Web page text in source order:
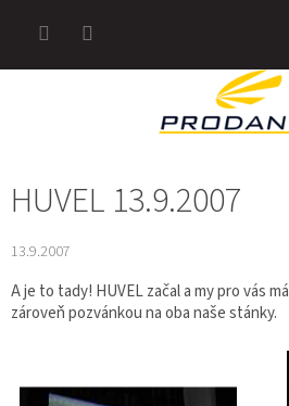
HUVEL 13.9.2007
13.9.2007
A je to tady! HUVEL začal a my pro vás
zároveň pozvánkou na oba naše stánky.